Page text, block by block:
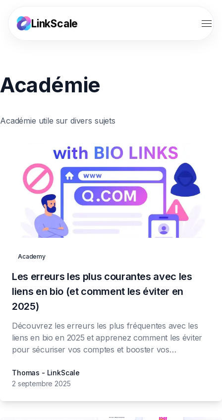
LinkScale
Solutions
Affiliation
Académie
Académie utile sur divers sujets
Academy
Les erreurs les plus courantes avec les
liens en bio (et comment les éviter en
2025)
Découvrez les erreurs les plus fréquentes avec les
liens en bio en 2025 et apprenez comment les éviter
pour sécuriser vos comptes et booster vos
Thomas - LinkScale
2 septembre 2025